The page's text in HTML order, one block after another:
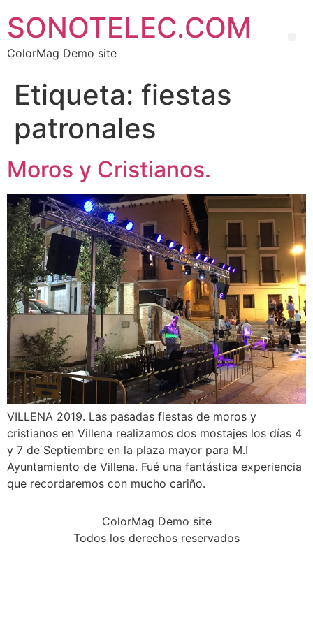
SONOTELEC.COM
ColorMag Demo site
Etiqueta: fiestas
patronales
Moros y Cristianos.
VILLENA 2019. Las pasadas fiestas de moros y
cristianos en Villena realizamos dos mostajes los días 4
y 7 de Septiembre en la plaza mayor para M.I
Ayuntamiento de Villena. Fué una fantástica experiencia
que recordaremos con mucho cariño.
ColorMag Demo site
Todos los derechos reservados